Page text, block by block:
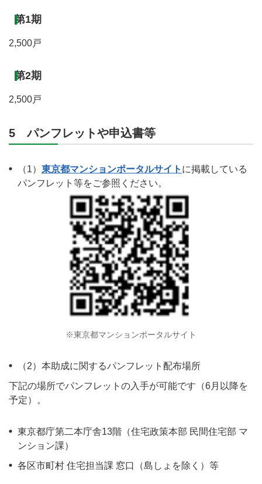
第1期
2,500戸
第2期
2,500戸
5 パンフレットや申込書等
（1） 東京都マンションポータルサイト に掲載している
パンフレット等をご参照ください。
※東京都マンションポータルサイト
（2）本助成に関するパンフレット配布場所
下記の場所でパンフレットの入手が可能です（6月以降を
予定）。
東京都庁第二本庁舎13階（住宅政策本部 民間住宅部 マ
ンション課）
各区市町村 住宅担当課 窓口（島しょを除く）等